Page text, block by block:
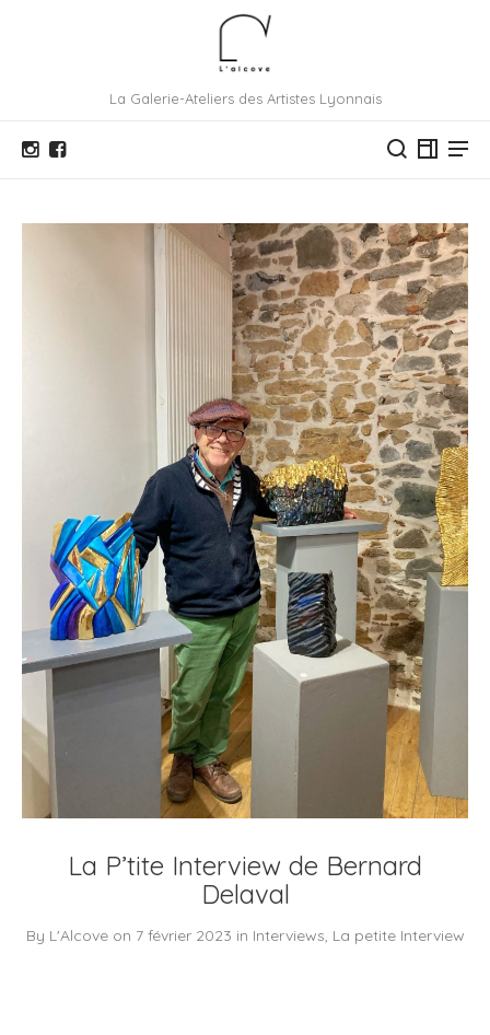
La Galerie-Ateliers des Artistes Lyonnais
La P’tite Interview de Bernard
Delaval
By L'Alcoveon 7 février 2023 in Interviews, La petite Interview